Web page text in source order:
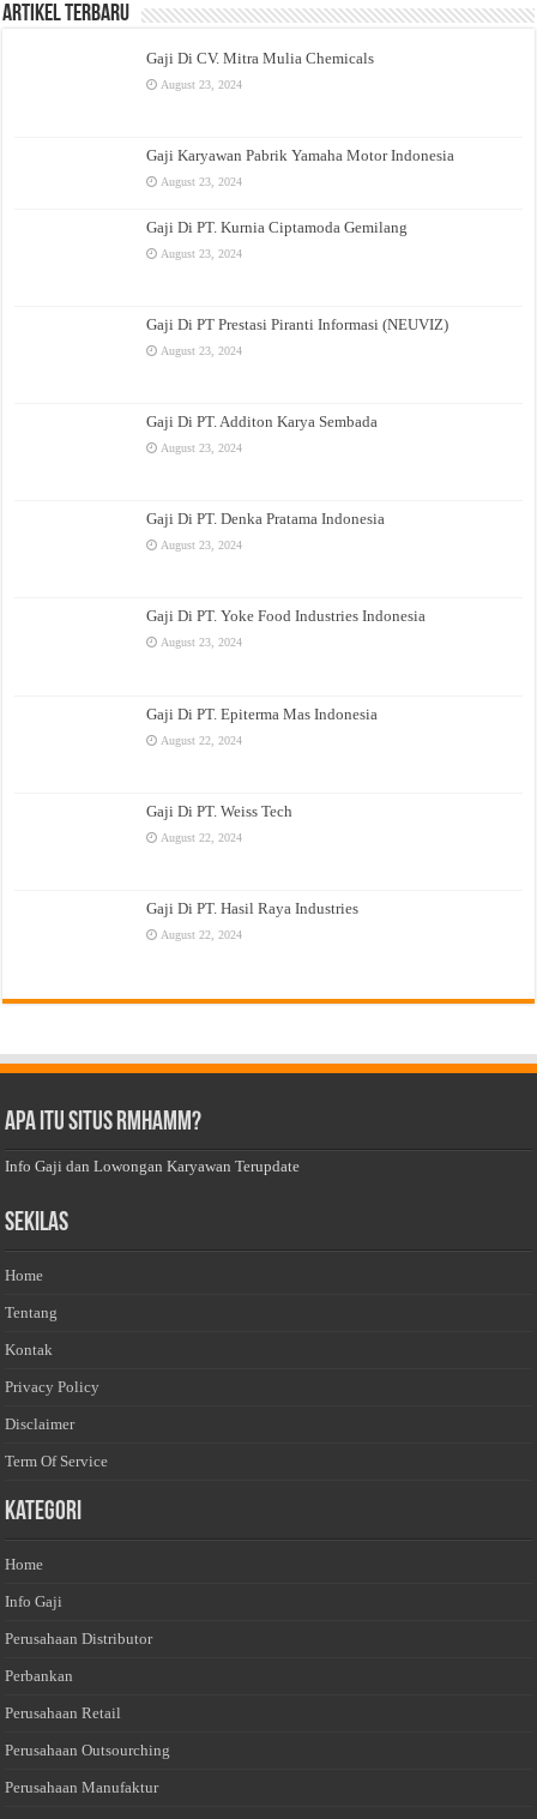
Artikel Terbaru
Gaji Di CV. Mitra Mulia Chemicals
August 23, 2024
Gaji Karyawan Pabrik Yamaha Motor Indonesia
August 23, 2024
Gaji Di PT. Kurnia Ciptamoda Gemilang
August 23, 2024
Gaji Di PT Prestasi Piranti Informasi (NEUVIZ)
August 23, 2024
Gaji Di PT. Additon Karya Sembada
August 23, 2024
Gaji Di PT. Denka Pratama Indonesia
August 23, 2024
Gaji Di PT. Yoke Food Industries Indonesia
August 23, 2024
Gaji Di PT. Epiterma Mas Indonesia
August 22, 2024
Gaji Di PT. Weiss Tech
August 22, 2024
Gaji Di PT. Hasil Raya Industries
August 22, 2024
Apa Itu Situs Rmhamm?
Info Gaji dan Lowongan Karyawan Terupdate
Sekilas
Home
Tentang
Kontak
Privacy Policy
Disclaimer
Term Of Service
Kategori
Home
Info Gaji
Perusahaan Distributor
Perbankan
Perusahaan Retail
Perusahaan Outsourching
Perusahaan Manufaktur